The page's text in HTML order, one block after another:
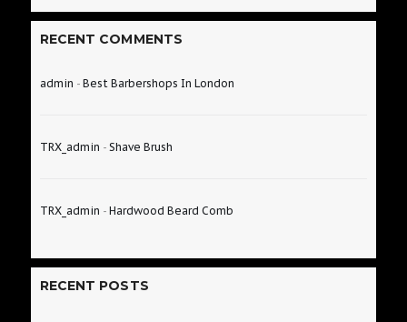
RECENT COMMENTS
admin - Best Barbershops In London
TRX_admin - Shave Brush
TRX_admin - Hardwood Beard Comb
RECENT POSTS